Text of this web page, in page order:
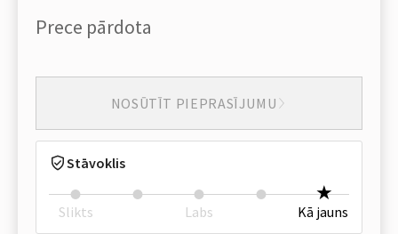
Prece pārdota
NOSŪTĪT PIEPRASĪJUMU
Stāvoklis
Slikts Labs Kā jauns